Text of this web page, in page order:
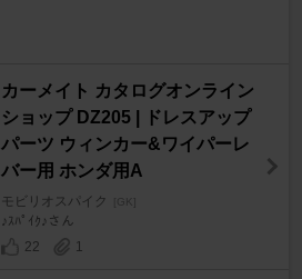
カーメイト カタログオンライン
ショップ DZ205 | ドレスアップ
パーツ ウィンカー&ワイパーレ
バー用 ホンダ用A
モビリオスパイク [GK]
♪ｽﾊﾟｲｸ♪さん
22
1